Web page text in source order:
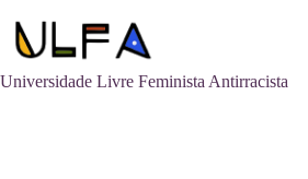
para
Universidade Livre Feminista Antirracista